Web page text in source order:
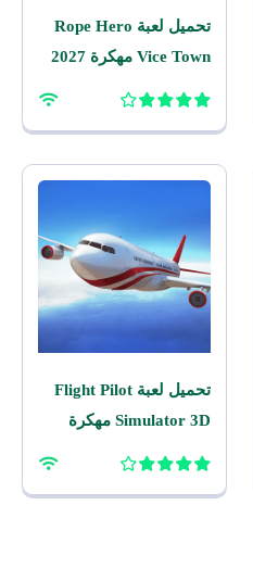
تحميل لعبة Rope Hero
Vice Town مهكرة 2027
تحميل لعبة Flight Pilot
Simulator 3D مهكرة